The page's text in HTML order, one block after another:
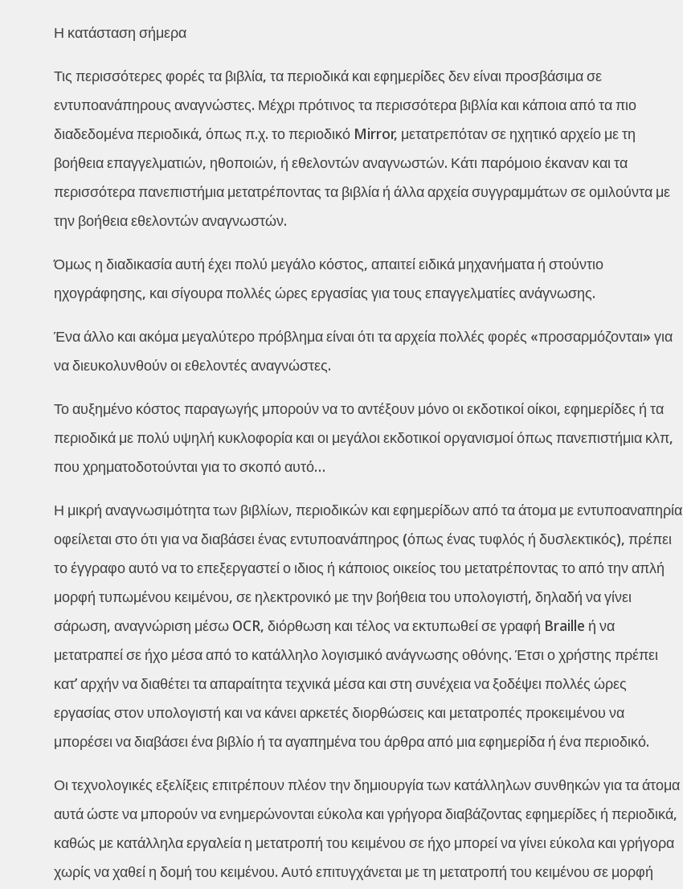
Η κατάσταση σήμερα
Τις περισσότερες φορές τα βιβλία, τα περιοδικά και εφημερίδες δεν είναι προσβάσιμα σε
εντυποανάπηρους αναγνώστες. Μέχρι πρότινος τα περισσότερα βιβλία και κάποια από τα πιο
διαδεδομένα περιοδικά, όπως π.χ. το περιοδικό Mirror, μετατρεπόταν σε ηχητικό αρχείο με τη
βοήθεια επαγγελματιών, ηθοποιών, ή εθελοντών αναγνωστών. Κάτι παρόμοιο έκαναν και τα
περισσότερα πανεπιστήμια μετατρέποντας τα βιβλία ή άλλα αρχεία συγγραμμάτων σε ομιλούντα με
την βοήθεια εθελοντών αναγνωστών.
Όμως η διαδικασία αυτή έχει πολύ μεγάλο κόστος, απαιτεί ειδικά μηχανήματα ή στούντιο
ηχογράφησης, και σίγουρα πολλές ώρες εργασίας για τους επαγγελματίες ανάγνωσης.
Ένα άλλο και ακόμα μεγαλύτερο πρόβλημα είναι ότι τα αρχεία πολλές φορές «προσαρμόζονται» για
να διευκολυνθούν οι εθελοντές αναγνώστες.
Το αυξημένο κόστος παραγωγής μπορούν να το αντέξουν μόνο οι εκδοτικοί οίκοι, εφημερίδες ή τα
περιοδικά με πολύ υψηλή κυκλοφορία και οι μεγάλοι εκδοτικοί οργανισμοί όπως πανεπιστήμια κλπ,
που χρηματοδοτούνται για το σκοπό αυτό…
Η μικρή αναγνωσιμότητα των βιβλίων, περιοδικών και εφημερίδων από τα άτομα με εντυποαναπηρία
οφείλεται στο ότι για να διαβάσει ένας εντυποανάπηρος (όπως ένας τυφλός ή δυσλεκτικός), πρέπει
το έγγραφο αυτό να το επεξεργαστεί ο ιδιος ή κάποιος οικείος του μετατρέποντας το από την απλή
μορφή τυπωμένου κειμένου, σε ηλεκτρονικό με την βοήθεια του υπολογιστή, δηλαδή να γίνει
σάρωση, αναγνώριση μέσω OCR, διόρθωση και τέλος να εκτυπωθεί σε γραφή Braille ή να
μετατραπεί σε ήχο μέσα από το κατάλληλο λογισμικό ανάγνωσης οθόνης. Έτσι ο χρήστης πρέπει
κατ’ αρχήν να διαθέτει τα απαραίτητα τεχνικά μέσα και στη συνέχεια να ξοδέψει πολλές ώρες
εργασίας στον υπολογιστή και να κάνει αρκετές διορθώσεις και μετατροπές προκειμένου να
μπορέσει να διαβάσει ένα βιβλίο ή τα αγαπημένα του άρθρα από μια εφημερίδα ή ένα περιοδικό.
Οι τεχνολογικές εξελίξεις επιτρέπουν πλέον την δημιουργία των κατάλληλων συνθηκών για τα άτομα
αυτά ώστε να μπορούν να ενημερώνονται εύκολα και γρήγορα διαβάζοντας εφημερίδες ή περιοδικά,
καθώς με κατάλληλα εργαλεία η μετατροπή του κειμένου σε ήχο μπορεί να γίνει εύκολα και γρήγορα
χωρίς να χαθεί η δομή του κειμένου. Αυτό επιτυγχάνεται με τη μετατροπή του κειμένου σε μορφή